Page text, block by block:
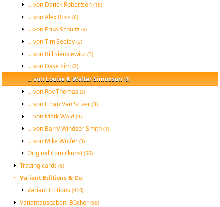
... von Darick Robertson(15)
... von Alex Ross(6)
... von Erika Schultz(3)
... von Tim Seeley(2)
... von Bill Sienkiewicz(3)
... von Dave Sim(2)
... von Louise & Walter Simonson(8)
... von Roy Thomas(3)
... von Ethan Van Sciver(3)
... von Mark Waid(9)
... von Barry Windsor-Smith(1)
... von Mike Wolfer(3)
Original Comickunst(56)
Trading cards(6)
Variant Editions & Co.
Variant Editions(410)
Variantausgaben: Bücher(58)